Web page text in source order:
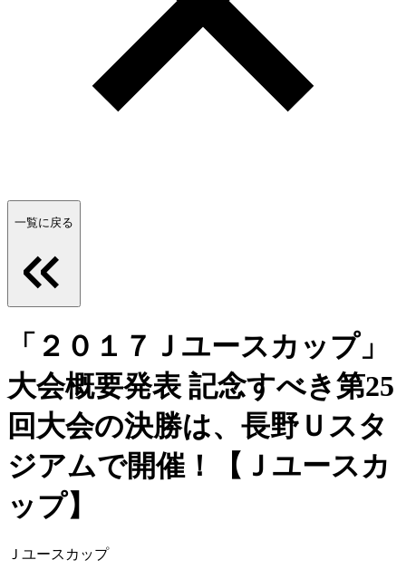
一覧に戻る
「２０１７Ｊユースカップ」
大会概要発表 記念すべき第25
回大会の決勝は、長野Ｕスタ
ジアムで開催！【Ｊユースカ
ップ】
Ｊユースカップ